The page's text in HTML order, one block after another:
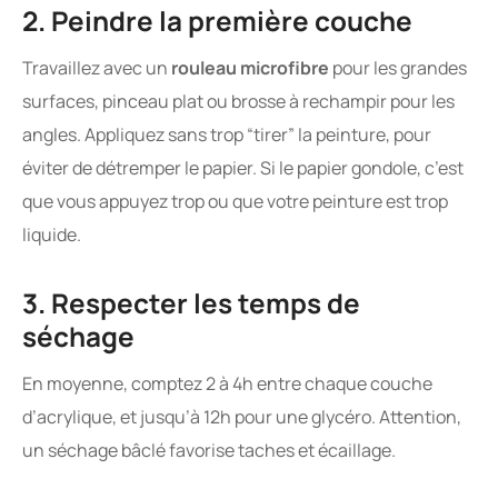
2. Peindre la première couche
Travaillez avec un rouleau microfibre pour les grandes
surfaces, pinceau plat ou brosse à rechampir pour les
angles. Appliquez sans trop “tirer” la peinture, pour
éviter de détremper le papier. Si le papier gondole, c’est
que vous appuyez trop ou que votre peinture est trop
liquide.
3. Respecter les temps de
séchage
En moyenne, comptez 2 à 4h entre chaque couche
d’acrylique, et jusqu’à 12h pour une glycéro. Attention,
un séchage bâclé favorise taches et écaillage.